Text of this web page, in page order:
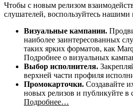
Чтобы с новым релизом
слушателей, воспользуйтесь нашими
Визуальные кампании.
наиболее заинтересованных
таких ярких форматов, как
Подробнее о визуальных
Выбор исполнителя.
верхней части профиля
Промокарточки. Создавайте
новых релизов и публикуйте в
Подробнее…